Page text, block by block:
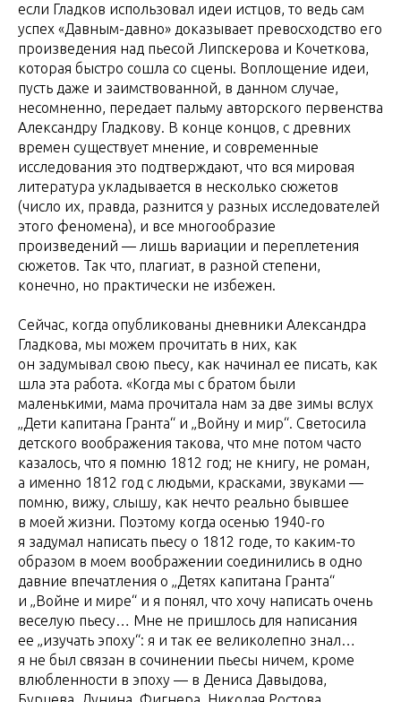
если Гладков использовал идеи истцов, то ведь сам
успех «Давным-давно» доказывает превосходство его
произведения над пьесой Липскерова и Кочеткова,
которая быстро сошла со сцены. Воплощение идеи,
пусть даже и заимствованной, в данном случае,
несомненно, передает пальму авторского первенства
Александру Гладкову. В конце концов, с древних
времен существует мнение, и современные
исследования это подтверждают, что вся мировая
литература укладывается в несколько сюжетов
(число их, правда, разнится у разных исследователей
этого феномена), и все многообразие
произведений — лишь вариации и переплетения
сюжетов. Так что, плагиат, в разной степени,
конечно, но практически не избежен.
Сейчас, когда опубликованы дневники Александра
Гладкова, мы можем прочитать в них, как
он задумывал свою пьесу, как начинал ее писать, как
шла эта работа. «Когда мы с братом были
маленькими, мама прочитала нам за две зимы вслух
„Дети капитана Гранта“ и „Войну и мир“. Светосила
детского воображения такова, что мне потом часто
казалось, что я помню 1812 год; не книгу, не роман,
а именно 1812 год с людьми, красками, звуками —
помню, вижу, слышу, как нечто реально бывшее
в моей жизни. Поэтому когда осенью 1940-го
я задумал написать пьесу о 1812 годе, то каким-то
образом в моем воображении соединились в одно
давние впечатления о „Детях капитана Гранта“
и „Войне и мире“ и я понял, что хочу написать очень
веселую пьесу… Мне не пришлось для написания
ее „изучать эпоху“: я и так ее великолепно знал…
я не был связан в сочинении пьесы ничем, кроме
влюбленности в эпоху — в Дениса Давыдова,